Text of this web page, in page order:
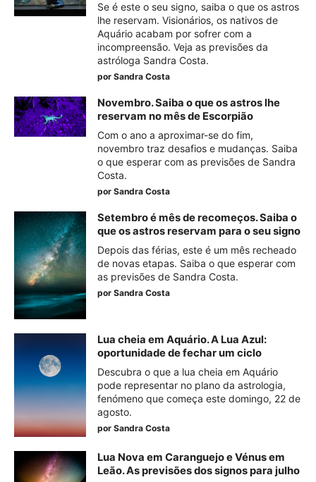
Se é este o seu signo, saiba o que os astros
lhe reservam. Visionários, os nativos de
Aquário acabam por sofrer com a
incompreensão. Veja as previsões da
astróloga Sandra Costa.
por Sandra Costa
Novembro. Saiba o que os astros lhe
reservam no mês de Escorpião
Com o ano a aproximar-se do fim,
novembro traz desafios e mudanças. Saiba
o que esperar com as previsões de Sandra
Costa.
por Sandra Costa
Setembro é mês de recomeços. Saiba o
que os astros reservam para o seu signo
Depois das férias, este é um mês recheado
de novas etapas. Saiba o que esperar com
as previsões de Sandra Costa.
por Sandra Costa
Lua cheia em Aquário. A Lua Azul:
oportunidade de fechar um ciclo
Descubra o que a lua cheia em Aquário
pode representar no plano da astrologia,
fenómeno que começa este domingo, 22 de
agosto.
por Sandra Costa
Lua Nova em Caranguejo e Vénus em
Leão. As previsões dos signos para julho